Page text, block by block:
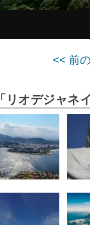
<< 前
「リオデジャネ